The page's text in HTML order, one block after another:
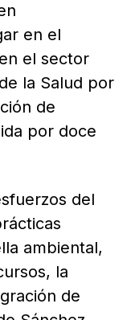
en el
el sector
la Salud por
de
por doce
del
ambiental,
la
de